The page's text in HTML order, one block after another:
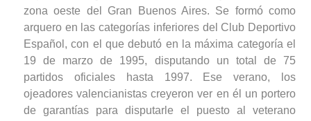
zona oeste del Gran Buenos Aires. Se formó como
arquero en las categorías inferiores del Club Deportivo
Español, con el que debutó en la máxima categoría el
19 de marzo de 1995, disputando un total de 75
partidos oficiales hasta 1997. Ese verano, los
ojeadores valencianistas creyeron ver en él un portero
de garantías para disputarle el puesto al veterano